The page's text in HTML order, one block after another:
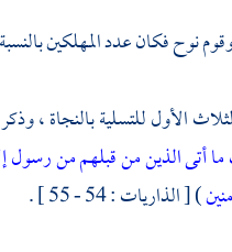
نوحفكان عدد المهلكين
الأول للتسلية بالنجاة ،
أتى الذين من قبلهم من رسول
) [ الذاريات : 54 - 55 ] .